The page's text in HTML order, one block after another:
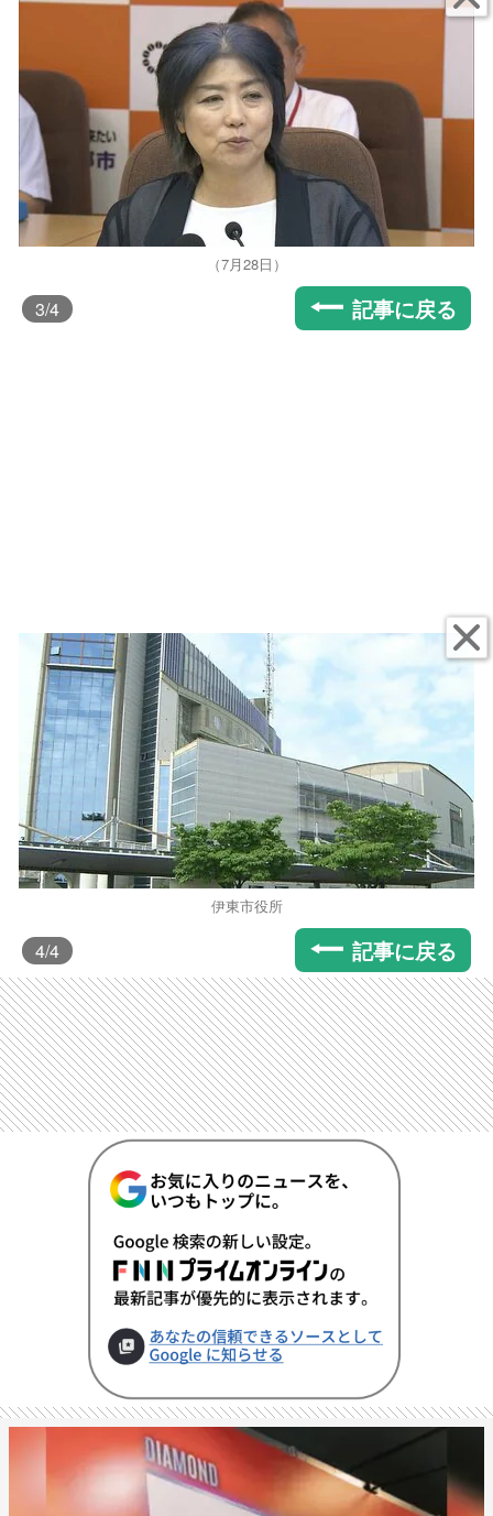
（7月28日）
3/4 記事に戻る
伊東市役所
4/4 記事に戻る